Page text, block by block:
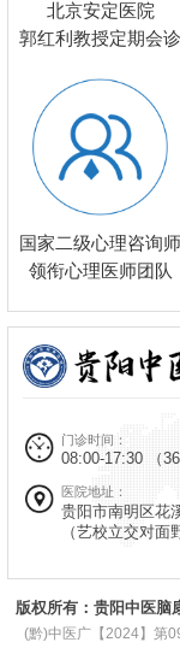
北京安定医院
郭红利教授定期会诊
国家二级心理咨询师
领衔心理医师团队
门诊时间：
08:00-17:30 （
医院地址：
贵阳市南明区花
（艺校立交对面
版权所有：贵阳中医脑
(黔)中医广【2024】第